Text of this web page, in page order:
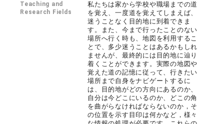
Teaching and
Research Fields
私たちは家から学校や職場までの道
を覚え、一度道を覚えてしまえば、
迷うことなく目的地に到着できま
す。また、今まで行ったことのない
場所へ行く時も、地図を利用するこ
とで、多少迷うことはあるかもしれ
ませんが、最終的には目的地に辿り
着くことができます。実際の地図や
覚えた道の記憶に従って、行きたい
場所まで自身をナビゲートするに
は、目的地がどの方向にあるのか、
自分は今どこにいるのか、どこの角
を曲がらなければならないのか，そ
の位置を示す目印は何かなど，様々